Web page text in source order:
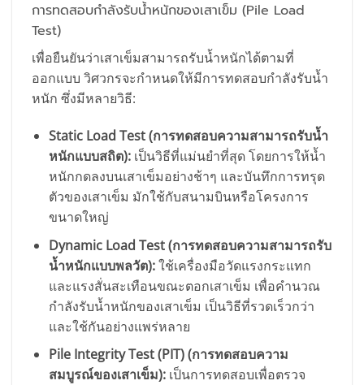
การทดสอบกำลังรับน้ำหนักของเสาเข็ม (Pile Load
Test)
เพื่อยืนยันว่าเสาเข็มสามารถรับน้ำหนักได้ตามที่
ออกแบบ วิศวกรจะกำหนดให้มีการทดสอบกำลังรับน้ำ
หนัก ซึ่งมีหลายวิธี:
Static Load Test (การทดสอบความสามารถรับน้ำ
หนักแบบสถิต):เป็นวิธีที่แม่นยำที่สุด โดยการให้น้ำ
หนักกดลงบนเสาเข็มอย่างช้าๆ และบันทึกการทรุด
ตัวของเสาเข็ม มักใช้กับสนามบินหรือโครงการ
ขนาดใหญ่
Dynamic Load Test (การทดสอบความสามารถรับ
น้ำหนักแบบพลวัต):ใช้เครื่องมือวัดแรงกระแทก
และแรงสั่นสะเทือนขณะตอกเสาเข็ม เพื่อคำนวณ
กำลังรับน้ำหนักของเสาเข็ม เป็นวิธีที่รวดเร็วกว่า
และใช้กันอย่างแพร่หลาย
Pile Integrity Test (PIT) (การทดสอบความ
สมบูรณ์ของเสาเข็ม):เป็นการทดสอบเพื่อตรวจ